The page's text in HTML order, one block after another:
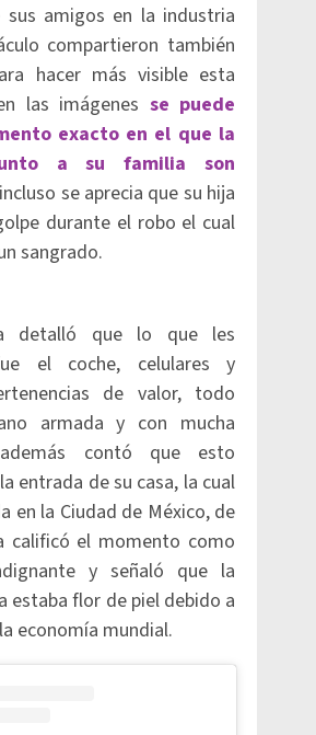
sus amigos en la industria
compartieron también
hacer más visible esta
las imágenes se puede
exacto en el que la
a su familia son
se aprecia que su hija
durante el robo el cual
sangrado.
detalló que lo que les
el coche, celulares y
de valor, todo
armada y con mucha
contó que esto
entrada de su casa, la cual
en la Ciudad de México, de
calificó el momento como
y señaló que la
estaba flor de piel debido a
economía mundial.